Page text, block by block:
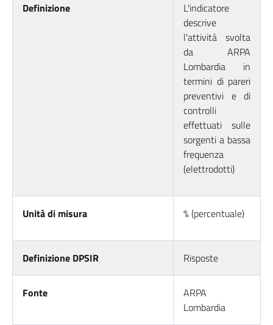
Definizione
L'indicatore
descrive
l'attività svolta
da ARPA
Lombardia in
termini di pareri
preventivi e di
controlli
effettuati sulle
sorgenti a bassa
frequenza
(elettrodotti)
Unità di misura % (percentuale)
Definizione DPSIR Risposte
Fonte
ARPA
Lombardia